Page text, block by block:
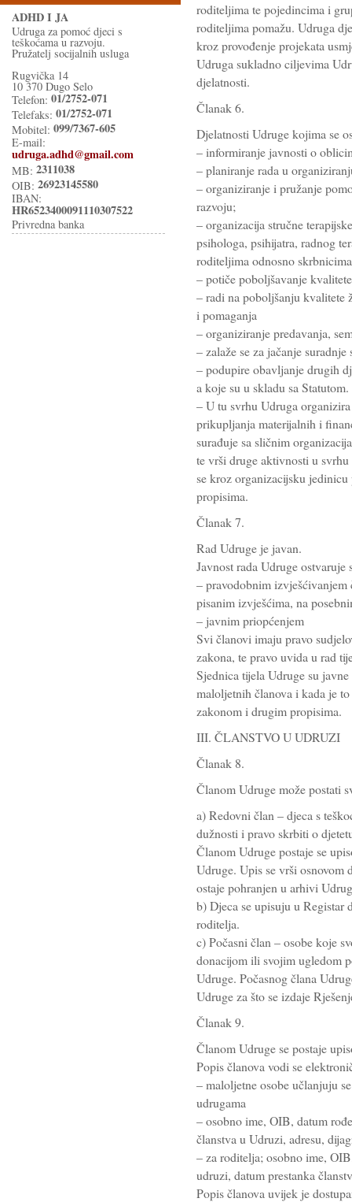
roditeljima te pojedincima i
roditeljima pomažu. Udruga
kroz provođenje projekata
Udruga sukladno ciljevima
djelatnosti.
Članak 6.
Djelatnosti Udruge kojima se
– informiranje javnosti o
– planiranje rada u
– organiziranje i pružanje
razvoju;
– organizacija stručne
psihologa, psihijatra, radnog
roditeljima odnosno
– potiče poboljšavanje
– radi na poboljšanju kvalitete
i pomaganja
– organiziranje predavanja,
– zalaže se za jačanje
– podupire obavljanje drugih
a koje su u skladu sa Statutom.
– U tu svrhu Udruga
prikupljanja materijalnih i
surađuje sa sličnim
te vrši druge aktivnosti u
se kroz organizacijsku
propisima.
Članak 7.
Rad Udruge je javan.
Javnost rada Udruge
– pravodobnim
pisanim izvješćima, na
– javnim priopćenjem
Svi članovi imaju pravo
zakona, te pravo uvida u rad
Sjednica tijela Udruge su
maloljetnih članova i kada je
zakonom i drugim propisima.
III. ČLANSTVO U UDRUZI
Članak 8.
Članom Udruge može postati
a) Redovni član – djeca s
dužnosti i pravo skrbiti o
Članom Udruge postaje se
Udruge. Upis se vrši osnovom
ostaje pohranjen u arhivi
b) Djeca se upisuju u
roditelja.
c) Počasni član – osobe koje
donacijom ili svojim ugledom
Udruge. Počasnog člana
Udruge za što se izdaje
Članak 9.
Članom Udruge se postaje
Popis članova vodi se
– maloljetne osobe učlanjuju
udrugama
– osobno ime, OIB, datum
članstva u Udruzi, adresu,
– za roditelja; osobno ime,
udruzi, datum prestanka
Popis članova uvijek je
ADHD I JA
Udruga za pomoć djeci s
teškoćama u razvoju.
Pružatelj socijalnih usluga
Rugvička 14
10 370 Dugo Selo
Telefon: 01/2752-071
Telefaks: 01/2752-071
Mobitel: 099/7367-605
E-mail:
udruga.adhd@gmail.com
MB: 2311038
OIB: 26923145580
IBAN:
HR6523400091110307522
Privredna banka